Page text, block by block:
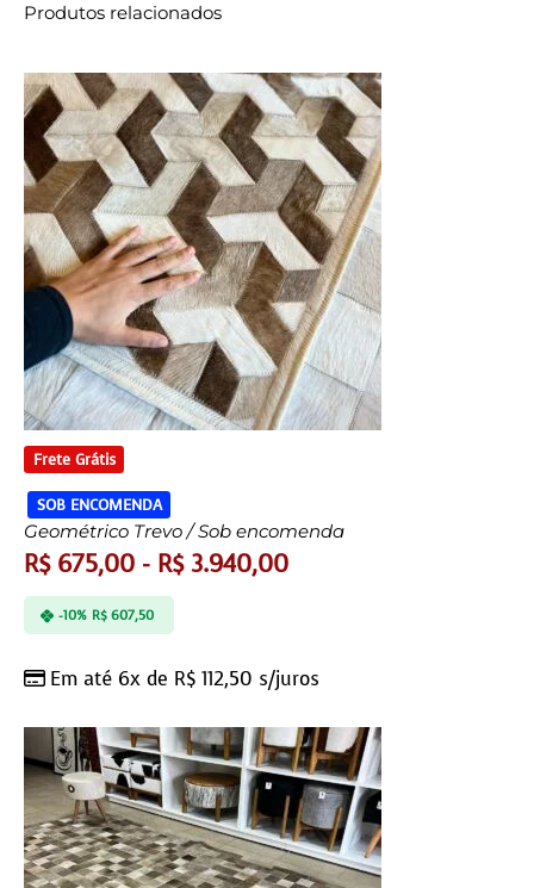
Produtos relacionados
Frete Grátis
SOB ENCOMENDA
Geométrico Trevo / Sob encomenda
R$675,00 - R$3.940,00
Em até 6x de R$ 112,50 s/juros
-10% R$607,50